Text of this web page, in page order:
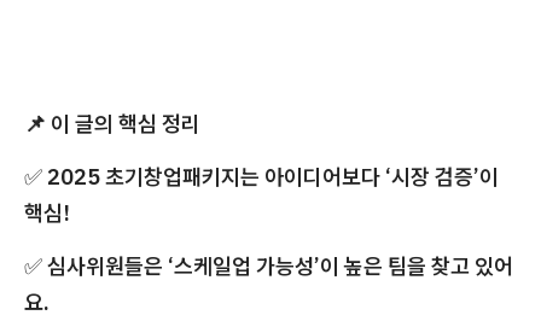
📌 이 글의 핵심 정리
✅ 2025 초기창업패키지는 아이디어보다 ‘시장 검증’이
핵심!
✅심사위원들은 ‘스케일업 가능성’이 높은 팀을 찾고 있어
요.